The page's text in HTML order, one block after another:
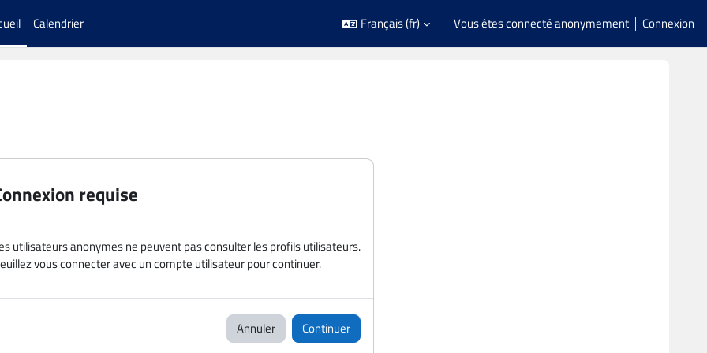
Calendrier Français ‎(fr)‎ Vous êtes connecté anonymement Connexion
requise
utilisateurs anonymes ne peuvent pas consulter les profils utilisateurs.
vous connecter avec un compte utilisateur pour continuer.
Annuler Continuer